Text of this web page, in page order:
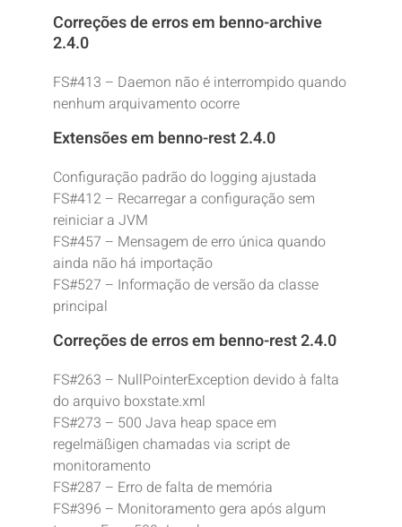
Correções de erros em benno-archive
2.4.0
FS#413 – Daemon não é interrompido quando
nenhum arquivamento ocorre
Extensões em benno-rest 2.4.0
Configuração padrão do logging ajustada
FS#412 – Recarregar a configuração sem
reiniciar a JVM
FS#457 – Mensagem de erro única quando
ainda não há importação
FS#527 – Informação de versão da classe
principal
Correções de erros em benno-rest 2.4.0
FS#263 – NullPointerException devido à falta
do arquivo boxstate.xml
FS#273 – 500 Java heap space em
regelmäßigen chamadas via script de
monitoramento
FS#287 – Erro de falta de memória
FS#396 – Monitoramento gera após algum